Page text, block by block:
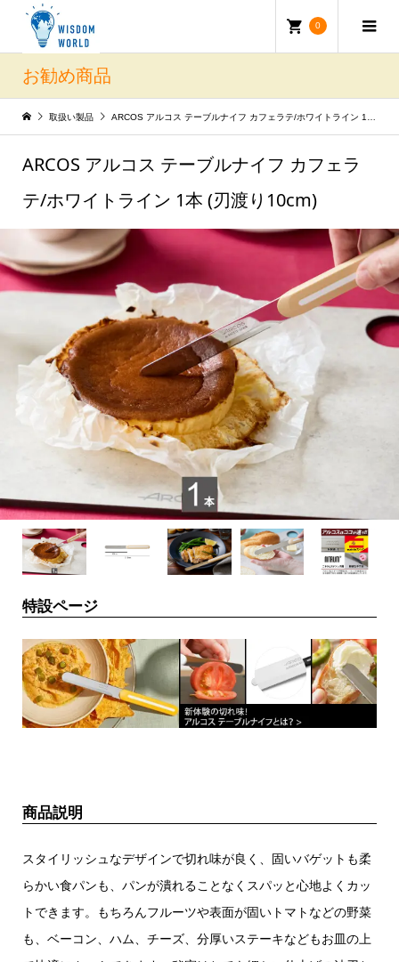
0
お勧め商品
取扱い製品 ARCOS アルコス テーブルナイフ カフェラテ/ホワイトライン 1本 (刃渡り10cm)
ARCOS アルコス テーブルナイフ カフェラ
テ/ホワイトライン 1本 (刃渡り10cm)
特設ページ
商品説明
スタイリッシュなデザインで切れ味が良く、固いバゲットも柔
らかい食パンも、パンが潰れることなくスパッと心地よくカッ
トできます。もちろんフルーツや表面が固いトマトなどの野菜
も、ベーコン、ハム、チーズ、分厚いステーキなどもお皿の上